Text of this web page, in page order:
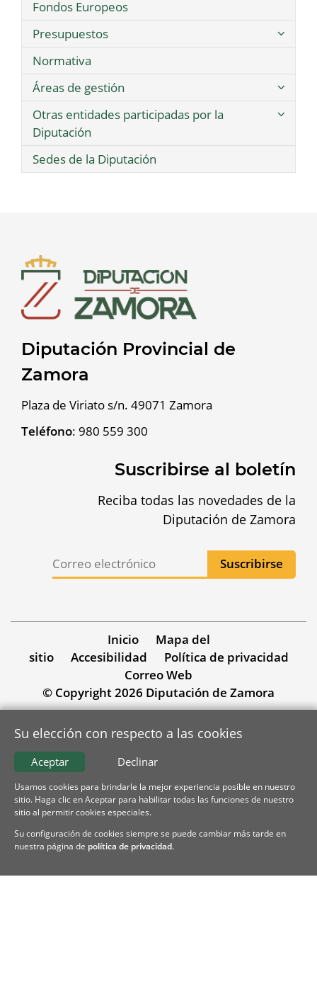
Fondos Europeos
Presupuestos
Normativa
Áreas de gestión
Otras entidades participadas por la
Diputación
Sedes de la Diputación
Diputación Provincial de
Zamora
Plaza de Viriato s/n. 49071 Zamora
Teléfono: 980 559 300
Suscribirse al boletín
Reciba todas las novedades de la
Diputación de Zamora
Inicio
Mapa del
sitio
Accesibilidad
Política de privacidad
Correo Web
© Copyright 2026 Diputación de Zamora
Su elección con respecto a las cookies
Declinar
Aceptar
Usamos cookies para brindarle la mejor experiencia posible en nuestro
sitio. Haga clic en Aceptar para habilitar todas las funciones de nuestro
sitio al permitir cookies especiales.
Su configuración de cookies siempre se puede cambiar más tarde en
nuestra página de política de privacidad.